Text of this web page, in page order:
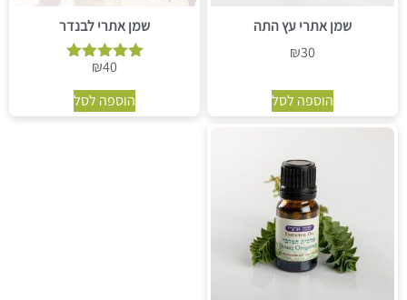
שמן אתרי עץ התה
₪30
הוספה לסל
שמן אתרי לבנדר
דורג
מתוך 5
₪40
הוספה לסל